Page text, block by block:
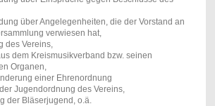
über Angelegenheiten, die der Vorstand an
verwiesen hat,
des Vereins,
dem Kreismusikverband bzw. seinen
Organen,
einer Ehrenordnung
Jugendordnung des Vereins,
der Bläserjugend, o.ä.